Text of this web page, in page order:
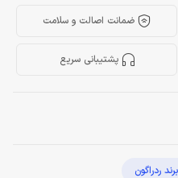
ضمانت اصالت و سلامت
پشتیبانی سریع
ردراگون